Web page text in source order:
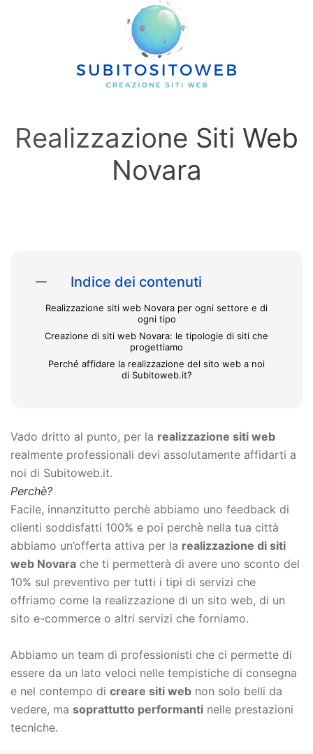
Skip to main content
Realizzazione Siti Web
Novara
Indice dei contenuti
Realizzazione siti web Novara per ogni settore e di
ogni tipo
Creazione di siti web Novara: le tipologie di siti che
progettiamo
Perché affidare la realizzazione del sito web a noi
di Subitoweb.it?
Vado dritto al punto, per la realizzazione siti web
realmente professionali devi assolutamente affidarti a
noi di Subitoweb.it.
Perchè?
Facile, innanzitutto perchè abbiamo uno feedback di
clienti soddisfatti 100% e poi perchè nella tua città
abbiamo un’offerta attiva per la realizzazione di siti
web Novara che ti permetterà di avere uno sconto del
10% sul preventivo per tutti i tipi di servizi che
offriamo come la realizzazione di un sito web, di un
sito e-commerce o altri servizi che forniamo.
Abbiamo un team di professionisti che ci permette di
essere da un lato veloci nelle tempistiche di consegna
e nel contempo di creare siti web non solo belli da
vedere, ma soprattutto performanti nelle prestazioni
tecniche.